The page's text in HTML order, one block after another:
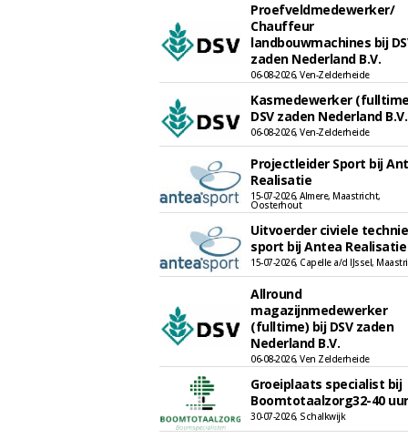
Proefveldmedewerker/
Chauffeur
landbouwmachines bij
zaden Nederland B.V.
06-08-2026, Ven-Zelderheide
Kasmedewerker
DSV zaden Nederland B.V.
06-08-2026, Ven-Zelderheide
Projectleider Sport bij
Realisatie
15-07-2026, Almere, Maastricht,
Oosterhout
Uitvoerder civiele
sport bij Antea Realisatie
15-07-2026, Capelle a/d IJssel,
Allround
magazijnmedewerker
(fulltime) bij DSV zaden
Nederland B.V.
06-08-2026, Ven Zelderheide
Groeiplaats specialist bij
Boomtotaalzorg32-40 uur
30-07-2026, Schalkwijk